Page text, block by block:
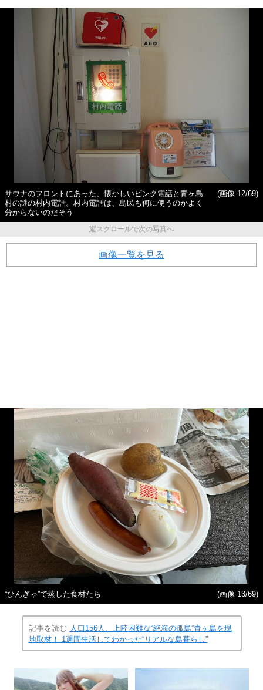
サウナのフロントにあった、懐かしいピンク電話と青ヶ島
村の謎の村内電話。村内電話は、島民も何に使うのかよく
分からないのだそう
(画像 12/69)
縦スクロールで次の写真へ
画像一覧を見る
“ひんぎゃ”で蒸した食材たち (画像 13/69)
記事を読む 人口156人、上陸困難な“絶海の孤島”青ヶ島を現
地取材！ 1週間生活してわかった“リアルな島暮らし”